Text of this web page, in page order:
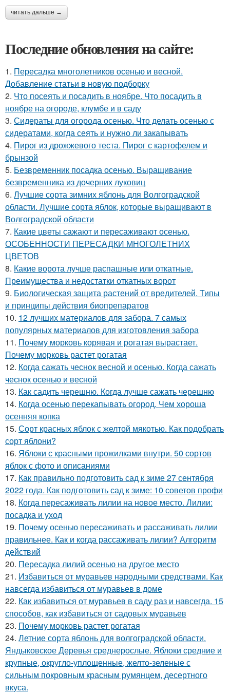
читать дальше →
Последние обновления на сайте:
1. Пересадка многолетников осенью и весной.
Добавление статьи в новую подборку
2. Что посеять и посадить в ноябре. Что посадить в
ноябре на огороде, клумбе и в саду
3. Сидераты для огорода осенью. Что делать осенью с
сидератами, когда сеять и нужно ли закапывать
4. Пирог из дрожжевого теста. Пирог с картофелем и
брынзой
5. Безвременник посадка осенью. Выращивание
безвременника из дочерних луковиц
6. Лучшие сорта зимних яблонь для Волгоградской
области. Лучшие сорта яблок, которые выращивают в
Волгоградской области
7. Какие цветы сажают и пересаживают осенью.
ОСОБЕННОСТИ ПЕРЕСАДКИ МНОГОЛЕТНИХ
ЦВЕТОВ
8. Какие ворота лучше распашные или откатные.
Преимущества и недостатки откатных ворот
9. Биологическая защита растений от вредителей. Типы
и принципы действия биопрепаратов
10. 12 лучших материалов для забора. 7 самых
популярных материалов для изготовления забора
11. Почему морковь корявая и рогатая вырастает.
Почему морковь растет рогатая
12. Когда сажать чеснок весной и осенью. Когда сажать
чеснок осенью и весной
13. Как садить черешню. Когда лучше сажать черешню
14. Когда осенью перекапывать огород. Чем хороша
осенняя копка
15. Сорт красных яблок с желтой мякотью. Как подобрать
сорт яблони?
16. Яблоки с красными прожилками внутри. 50 сортов
яблок с фото и описаниями
17. Как правильно подготовить сад к зиме 27 сентября
2022 года. Как подготовить сад к зиме: 10 советов профи
18. Когда пересаживать лилии на новое место. Лилии:
посадка и уход
19. Почему осенью пересаживать и рассаживать лилии
правильнее. Как и когда рассаживать лилии? Алгоритм
действий
20. Пересадка лилий осенью на другое место
21. Избавиться от муравьев народными средствами. Как
навсегда избавиться от муравьев в доме
22. Как избавиться от муравьев в саду раз и навсегда. 15
способов, как избавиться от садовых муравьев
23. Почему морковь растет рогатая
24. Летние сорта яблонь для волгоградской области.
Яндыковское Деревья среднерослые. Яблоки средние и
крупные, округло-уплощенные, желто-зеленые с
сильным покровным красным румянцем, десертного
вкуса.